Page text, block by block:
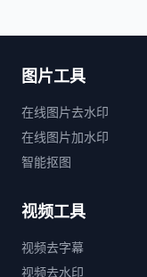
图片工具
在线图片去水印
在线图片加水印
智能抠图
视频工具
视频去字幕
视频去水印